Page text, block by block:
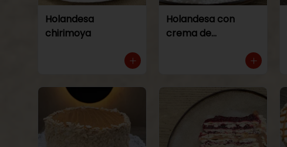
Holandesa
chirimoya
Holandesa con
crema de